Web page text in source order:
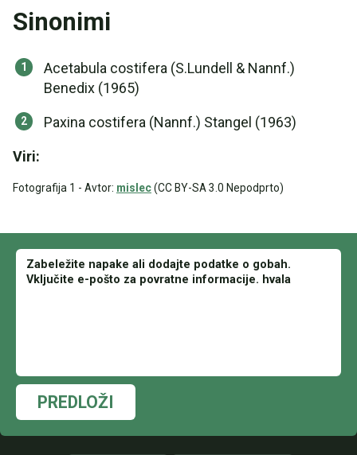
Sinonimi
Acetabula costifera (S.Lundell & Nannf.)
Benedix (1965)
Paxina costifera (Nannf.) Stangel (1963)
Viri:
Fotografija 1 - Avtor: mislec(CC BY-SA 3.0 Nepodprto)
PREDLOŽI